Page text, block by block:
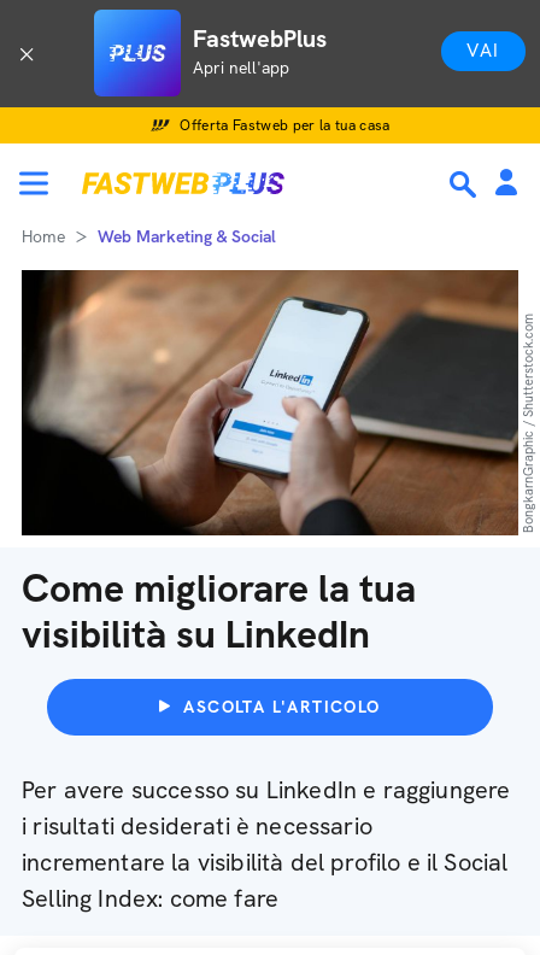
FastwebPlus
Apri nell'app
VAI
Offerta Fastweb per la tua casa
Home Web Marketing & Social
Come migliorare la tua
visibilità su LinkedIn
ASCOLTA L'ARTICOLO
Per avere successo su LinkedIn e raggiungere
i risultati desiderati è necessario
incrementare la visibilità del profilo e il Social
Selling Index: come fare
BongkarnGraphic / Shutterstock.com